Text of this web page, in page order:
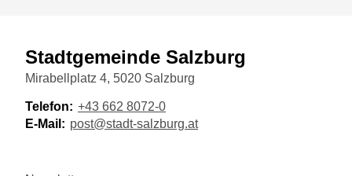
Stadtgemeinde Salzburg
Mirabellplatz 4, 5020 Salzburg
Telefon: +43 662 8072-0
E-Mail: post@stadt-salzburg.at